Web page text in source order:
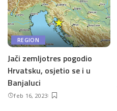
REGION
Jači zemljotres pogodio
Hrvatsku, osjetio se i u
Banjaluci
feb 16, 2023